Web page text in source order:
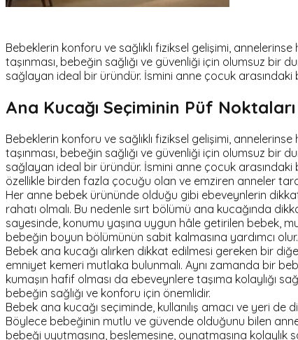
Bebeklerin konforu ve sağlıklı fiziksel gelişimi,
taşınması, bebeğin sağlığı ve güvenliği için olumsuz bir
sağlayan ideal bir üründür. İsmini anne çocuk
Ana Kucağı Seçiminin Püf
Bebeklerin konforu ve sağlıklı fiziksel gelişimi,
taşınması, bebeğin sağlığı ve güvenliği için olumsuz bir
sağlayan ideal bir üründür. İsmini anne çocuk arasındaki
özellikle birden fazla çocuğu olan ve emziren anneler
Her anne bebek ürününde olduğu gibi ebeveynlerin
rahatı olmalı. Bu nedenle sırt bölümü ana kucağında
sayesinde, konumu yaşına uygun hâle getirilen bebek,
bebeğin boyun bölümünün sabit kalmasına yardımcı olur.
Bebek ana kucağı alırken dikkat edilmesi gereken bir
emniyet kemeri mutlaka bulunmalı. Aynı zamanda bir
kumaşın hafif olması da ebeveynlere taşıma kolaylığı
bebeğin sağlığı ve konforu için önemlidir.
Bebek ana kucağı seçiminde, kullanılış amacı ve yeri
Böylece bebeğinin mutlu ve güvende olduğunu bilen
bebeği uyutmasına, beslemesine, oynatmasına kolaylık